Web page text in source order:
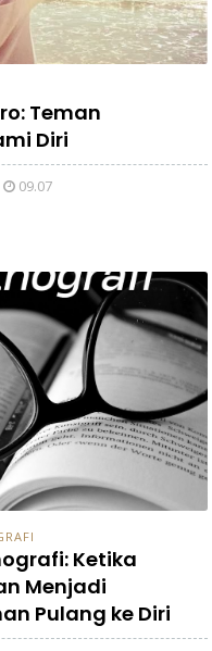
Teman
Diri
09.07
Ketika
Menjadi
Pulang ke Diri